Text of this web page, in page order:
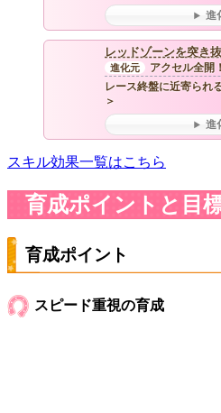
進
レッドゾーンを突き
アクセル全開！
レース終盤に近寄られ
＞
進
スキル効果一覧はこちら
育成ポイントと目
育成ポイント
スピード重視の育成